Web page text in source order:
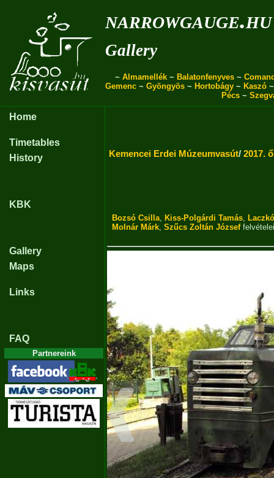
narrowgauge.hu
Gallery
~ Almamellék ~ Balatonfenyves ~
Gemenc ~ Gyöngyös ~ Hortobágy ~ Kaszó
Pécs ~
Home
Timetables
History
KBK
Gallery
Maps
Links
FAQ
Partnereink
Kemencei Erdei Múzeumvasút/ 2017.
Bozsó Csilla, Kiss-Polgárdi Tamás,
Molnár Márk, Szűcs Zoltán Józseffelvételei